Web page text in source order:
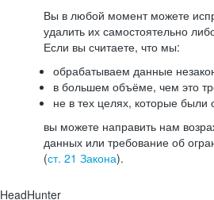
Вы в любой момент можете
удалить их самостоятельно
Если вы считаете, что мы:
обрабатываем данные
в большем объёме, чем это
не в тех целях, которые были
вы можете направить нам
данных или требование об
(ст. 21 Закона).
HeadHunter